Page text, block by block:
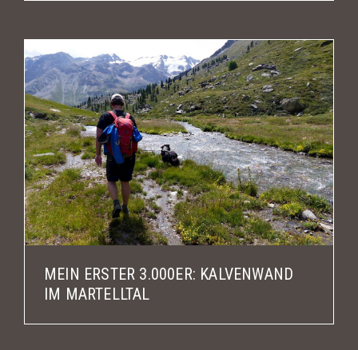
MEIN ERSTER 3.000ER: KALVENWAND
IM MARTELLTAL